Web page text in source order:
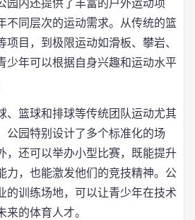
园内还提供了丰富的户外运动项
不同层次的运动需求。从传统的篮
项目，到极限运动如滑板、攀岩、
少年可以根据自身兴趣和运动水平
、篮球和排球等传统团队运动尤其
公园特别设计了多个标准化的场
，还可以举办小型比赛，既能提升
力，也能激发他们的竞技精神。公
的训练场地，可以让青少年在技术
的体育人才。